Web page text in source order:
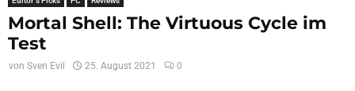
Mortal Shell: The Virtuous Cycle im
Test
von Sven Evil 25. August 2021 0